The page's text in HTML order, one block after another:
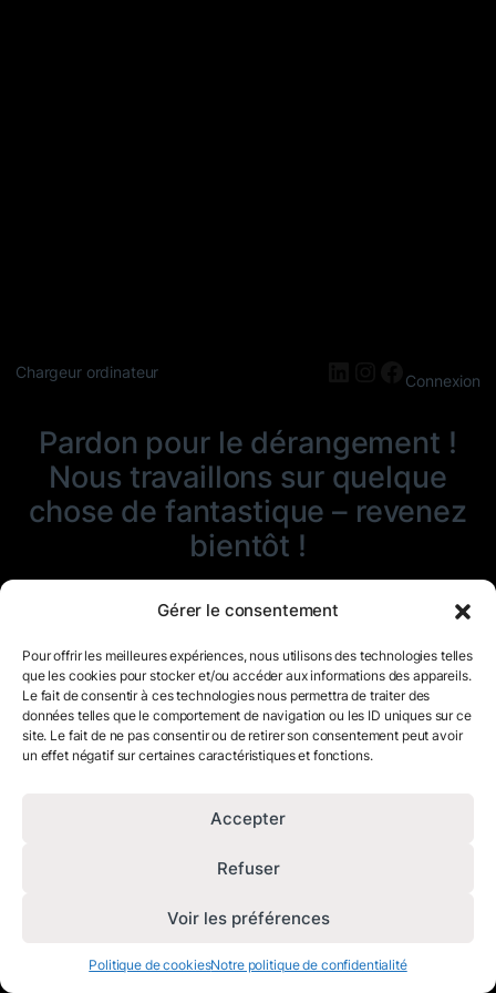
Gérer le consentement
Pour offrir les meilleures expériences, nous utilisons des technologies telles
que les cookies pour stocker et/ou accéder aux informations des appareils.
Le fait de consentir à ces technologies nous permettra de traiter des
données telles que le comportement de navigation ou les ID uniques sur ce
site. Le fait de ne pas consentir ou de retirer son consentement peut avoir
un effet négatif sur certaines caractéristiques et fonctions.
Accepter
Refuser
Voir les préférences
Politique de cookiesNotre politique de confidentialité
Chargeur ordinateur LinkedIn
Instagram
Connexion
Pardon pour le dérangement !
Nous travaillons sur quelque
chose de fantastique – revenez
bientôt !